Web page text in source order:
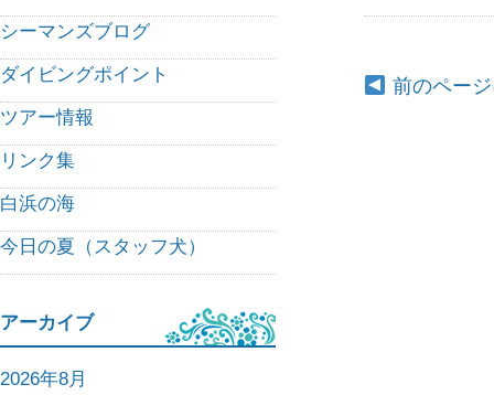
シーマンズブログ
ダイビングポイント
ツアー情報
リンク集
白浜の海
今日の夏（スタッフ犬）
アーカイブ
2026年8月
前のペー